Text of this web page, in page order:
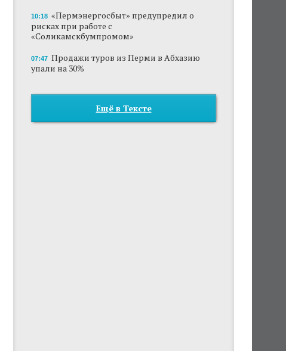
10:18 «Пермэнергосбыт» предупредил о
рисках при работе с
«Соликамскбумпромом»
07:47 Продажи туров из Перми в Абхазию
упали на 30%
Ещё в Тексте